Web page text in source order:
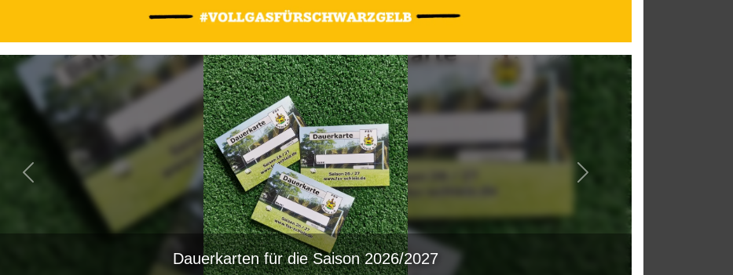
Neuzugang Nr. 6: Herzlich Willkommen, Ole Habekost!